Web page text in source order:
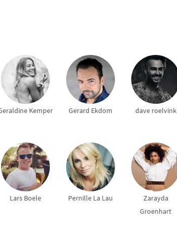
Kemper Gerard Ekdom dave roelvink
Lars Boele Pernille La Lau
Zarayda
Groenhart